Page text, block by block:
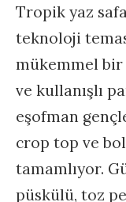
Tropik yaz
teknoloji
mükemmel bir
ve kullanışlı
eşofman
crop top ve
tamamlıyor.
püskülü, toz